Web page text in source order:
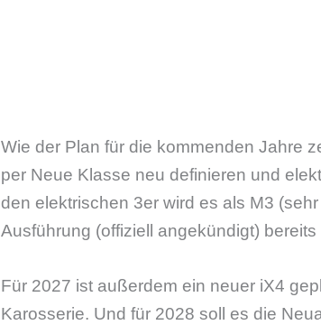
Wie der Plan für die kommenden Jahre
per Neue Klasse neu definieren und
den elektrischen 3er wird es als M3
Ausführung (offiziell angekündigt)
Für 2027 ist außerdem ein neuer iX4
Karosserie. Und für 2028 soll es die